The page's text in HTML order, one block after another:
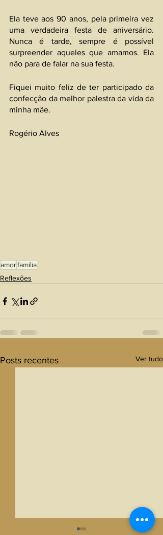
Ela teve aos 90 anos, pela primeira vez
uma verdadeira festa de aniversário.
Nunca é tarde, sempre é possível
surpreender aqueles que amamos. Ela
não para de falar na sua festa.
Fiquei muito feliz de ter participado da
confecção da melhor palestra da vida da
minha mãe.
Rogério Alves
amorfamília
Reflexões
Posts recentes Ver tudo